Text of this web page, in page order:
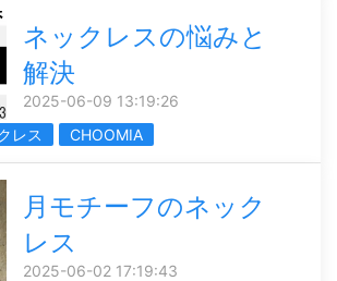
ネックレスの悩みと
解決
2025-06-09 13:19:26
レス CHOOMIA
月モチーフのネック
レス
2025-06-02 17:19:43